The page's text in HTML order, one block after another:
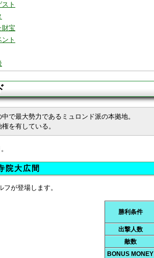
ト
財宝
ト
で最大勢力であるミュロンド派の本拠地。
を有している。
院大広間
フが登場します。
勝利条件
出撃人数
敵数
BONUS MONEY